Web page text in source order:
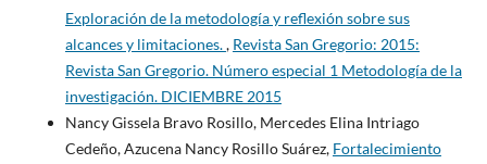
Exploración de la metodología y reflexión sobre sus
alcances y limitaciones., Revista San Gregorio: 2015:
Revista San Gregorio. Número especial 1 Metodología de la
investigación. DICIEMBRE 2015
Nancy Gissela Bravo Rosillo, Mercedes Elina Intriago
Cedeño, Azucena Nancy Rosillo Suárez, Fortalecimiento